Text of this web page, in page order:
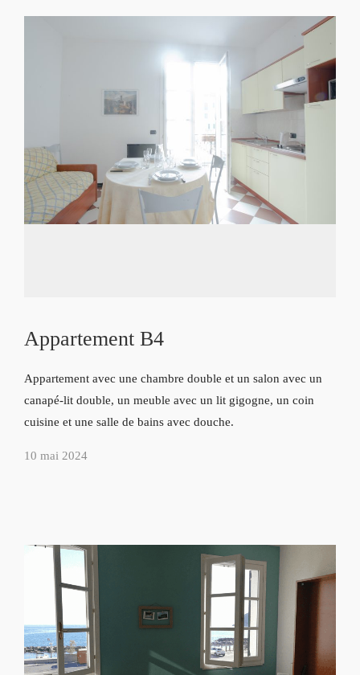
Appartement B4
Appartement avec une chambre double et un salon avec un
canapé-lit double, un meuble avec un lit gigogne, un coin
cuisine et une salle de bains avec douche.
10 mai 2024